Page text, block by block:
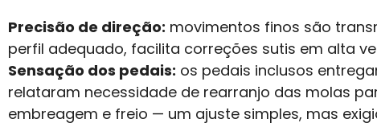
Precisão de direção: movimentos finos são
perfil adequado, facilita correções sutis em alta
Sensação dos pedais: os pedais inclusos
relataram necessidade de rearranjo das molas
embreagem e freio — um ajuste simples, mas